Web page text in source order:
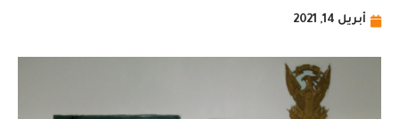
أبريل 14, 2021